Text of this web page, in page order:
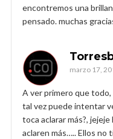
encontremos una
pensado. muchas
marzo 17,
A ver primero que todo,
tal vez puede intentar
toca aclarar más?,
aclaren más….. Ellos no